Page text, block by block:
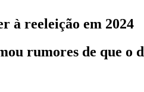
à reeleição em 2024
rumores de que o